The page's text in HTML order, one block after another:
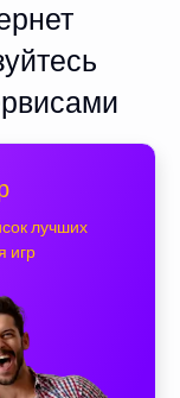
лучших
игр